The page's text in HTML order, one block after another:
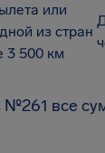
или
из стран
3 500 км
№261 все